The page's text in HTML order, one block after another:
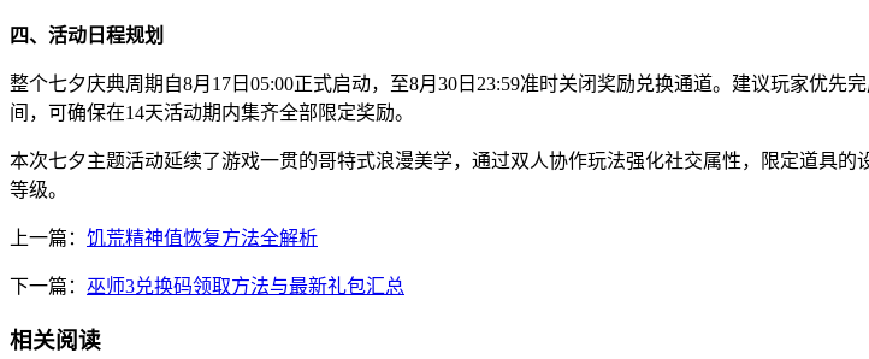
四、活动日程规划
整个七夕庆典周期自8月17日05:00正式启动，至8月30日23:59准时关闭奖励兑换通道。建议玩家优
间，可确保在14天活动期内集齐全部限定奖励。
本次七夕主题活动延续了游戏一贯的哥特式浪漫美学，通过双人协作玩法强化社交属性，限定道具
等级。
上一篇： 饥荒精神值恢复方法全解析
下一篇： 巫师3兑换码领取方法与最新礼包汇总
相关阅读